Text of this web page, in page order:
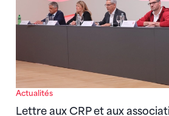
Actualités
Lettre aux CRP et aux